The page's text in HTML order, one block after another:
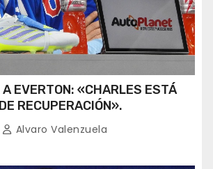
A EVERTON: «CHARLES ESTÁ
RECUPERACIÓN».
Alvaro Valenzuela